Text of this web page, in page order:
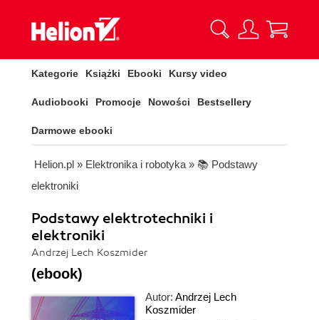
Kategorie Książki Ebooki Kursy video
Audiobooki Promocje Nowości Bestsellery
Darmowe ebooki
Helion.pl » Elektronika i robotyka » 📚 Podstawy
elektroniki
Podstawy elektrotechniki i
elektroniki
Andrzej Lech Koszmider
(ebook)
Autor: Andrzej Lech
Koszmider